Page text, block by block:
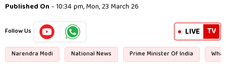
Published On - 10:34 pm, Mon, 23 March 26
Follow Us LIVE TV
Narendra Modi National News Prime Minister Of India